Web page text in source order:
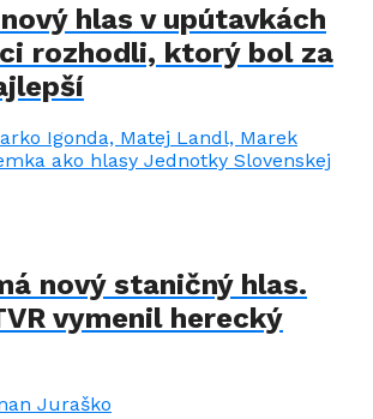
hlas v upútavkách
rozhodli, ktorý bol za
nový staničný hlas.
vymenil herecký